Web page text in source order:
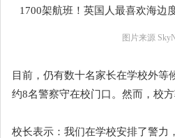
图片来源
目前，仍有数十名家长在学校外等
约8名警察守在校门口。然而，校
校长表示：我们在学校安排了警力